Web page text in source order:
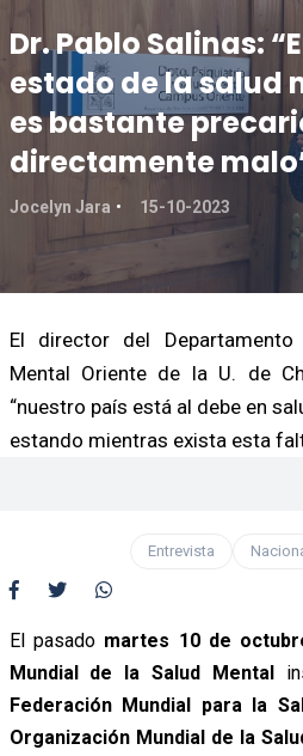
Dr. Pablo Salinas:
estado de la salud
es bastante
directamente
Jocelyn Jara 15-10-2023
El director del
Mental Oriente de la U. de
“nuestro país está al debe en
estando mientras exista esta
Entrevista
El pasado martes 10 de
Mundial de la Salud Mental
Federación Mundial para la
Organización Mundial de la